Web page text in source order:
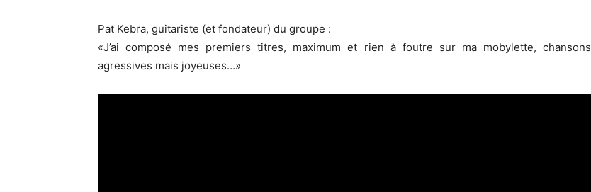
Pat Kebra, guitariste (et fondateur) du groupe :
«J’ai composé mes premiers titres, maximum et rien à foutre sur ma mobylette, chansons
agressives mais joyeuses…»